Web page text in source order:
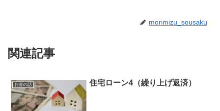
morimizu_sousaku
関連記事
お金の話 住宅ローン4（繰り上げ返済）